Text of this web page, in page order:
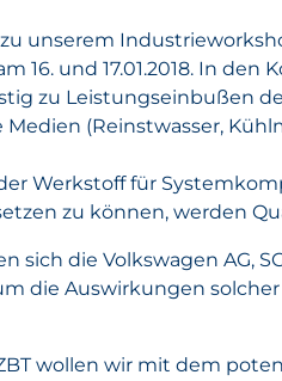
unserem
16. und 17.01.2018. In
zu Leistungseinbußen
Medien (Reinstwasser,
Werkstoff für
zu können, werden
sich die Volkswagen AG,
die Auswirkungen
wollen wir mit dem